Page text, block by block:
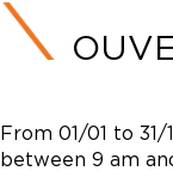
From 01/01 to
between 9 am